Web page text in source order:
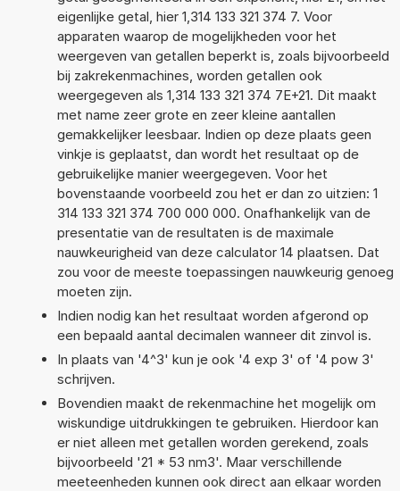
eigenlijke getal, hier 1,314 133 321 374 7. Voor
apparaten waarop de mogelijkheden voor het
weergeven van getallen beperkt is, zoals bijvoorbeeld
bij zakrekenmachines, worden getallen ook
weergegeven als 1,314 133 321 374 7E+21. Dit maakt
met name zeer grote en zeer kleine aantallen
gemakkelijker leesbaar. Indien op deze plaats geen
vinkje is geplaatst, dan wordt het resultaat op de
gebruikelijke manier weergegeven. Voor het
bovenstaande voorbeeld zou het er dan zo uitzien: 1
314 133 321 374 700 000 000. Onafhankelijk van de
presentatie van de resultaten is de maximale
nauwkeurigheid van deze calculator 14 plaatsen. Dat
zou voor de meeste toepassingen nauwkeurig genoeg
moeten zijn.
Indien nodig kan het resultaat worden afgerond op
een bepaald aantal decimalen wanneer dit zinvol is.
In plaats van '4^3' kun je ook '4 exp 3' of '4 pow 3'
schrijven.
Bovendien maakt de rekenmachine het mogelijk om
wiskundige uitdrukkingen te gebruiken. Hierdoor kan
er niet alleen met getallen worden gerekend, zoals
bijvoorbeeld '21 * 53 nm3'. Maar verschillende
meeteenheden kunnen ook direct aan elkaar worden